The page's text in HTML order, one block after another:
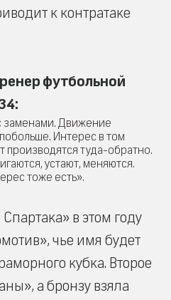
к контратаке
футбольной
заменами. Движение
Интерес в том
производятся туда-обратно.
устают, меняются.
тоже есть».
в этом году
чье имя будет
кубка. Второе
а бронзу взяла